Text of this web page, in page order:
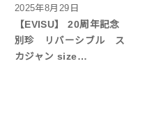
2025年8月29日
【EVISU】 20周年記念
別珍 リバーシブル ス
カジャン size…